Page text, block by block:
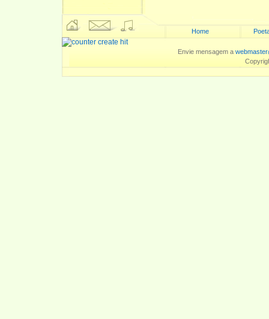
Home
Envie mensagem a